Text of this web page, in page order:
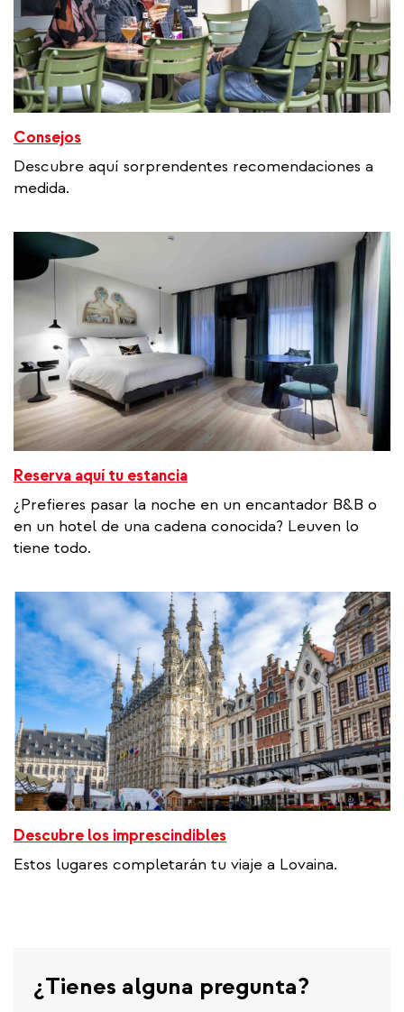
Consejos
Descubre aquí sorprendentes recomendaciones a
medida.
Reserva aquí tu estancia
¿Prefieres pasar la noche en un encantador B&B o
en un hotel de una cadena conocida? Leuven lo
tiene todo.
Descubre los imprescindibles
Estos lugares completarán tu viaje a Lovaina.
¿Tienes alguna pregunta?